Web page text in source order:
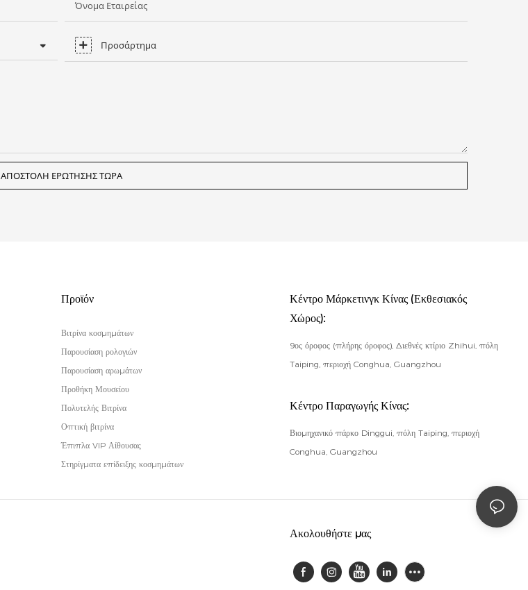
Όνομα Εταιρείας
Προσάρτημα
ΑΠΟΣΤΟΛΉ ΕΡΏΤΗΣΗΣ ΤΏΡΑ
Προϊόν
Βιτρίνα κοσμημάτων
Παρουσίαση ρολογιών
Παρουσίαση αρωμάτων
Προθήκη Μουσείου
Πολυτελής Βιτρίνα
Οπτική βιτρίνα
Έπιπλα VIP Αίθουσας
Στηρίγματα επίδειξης κοσμημάτων
Κέντρο Μάρκετινγκ Κίνας (Εκθεσιακός
Χώρος):
9ος όροφος (πλήρης όροφος), Διεθνές κτίριο Zhihui, πόλη
Taiping, περιοχή Conghua, Guangzhou
Κέντρο Παραγωγής Κίνας:
Βιομηχανικό πάρκο Dinggui, πόλη Taiping, περιοχή
Conghua, Guangzhou
Ακολουθήστε μας